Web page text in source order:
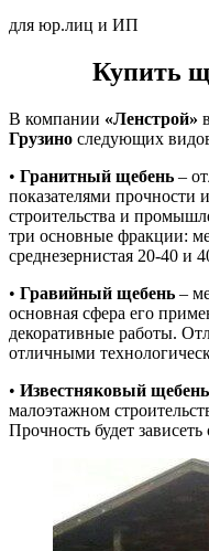
для юр.лиц и ИП
Купить
В компании «Ленстрой»
Грузино следующих
• Гранитный щебень –
показателями прочности
строительства и
три основные фракции:
среднезернистая 20-40 и
• Гравийный щебень –
основная сфера его
декоративные работы.
отличными
• Известняковый щебень
малоэтажном
Прочность будет